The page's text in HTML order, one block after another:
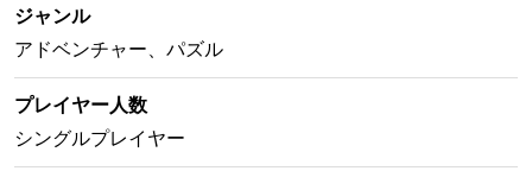
ジャンル
アドベンチャー、パズル
プレイヤー人数
シングルプレイヤー